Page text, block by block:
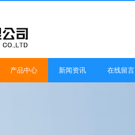
产品中心 新闻资讯 在线留言